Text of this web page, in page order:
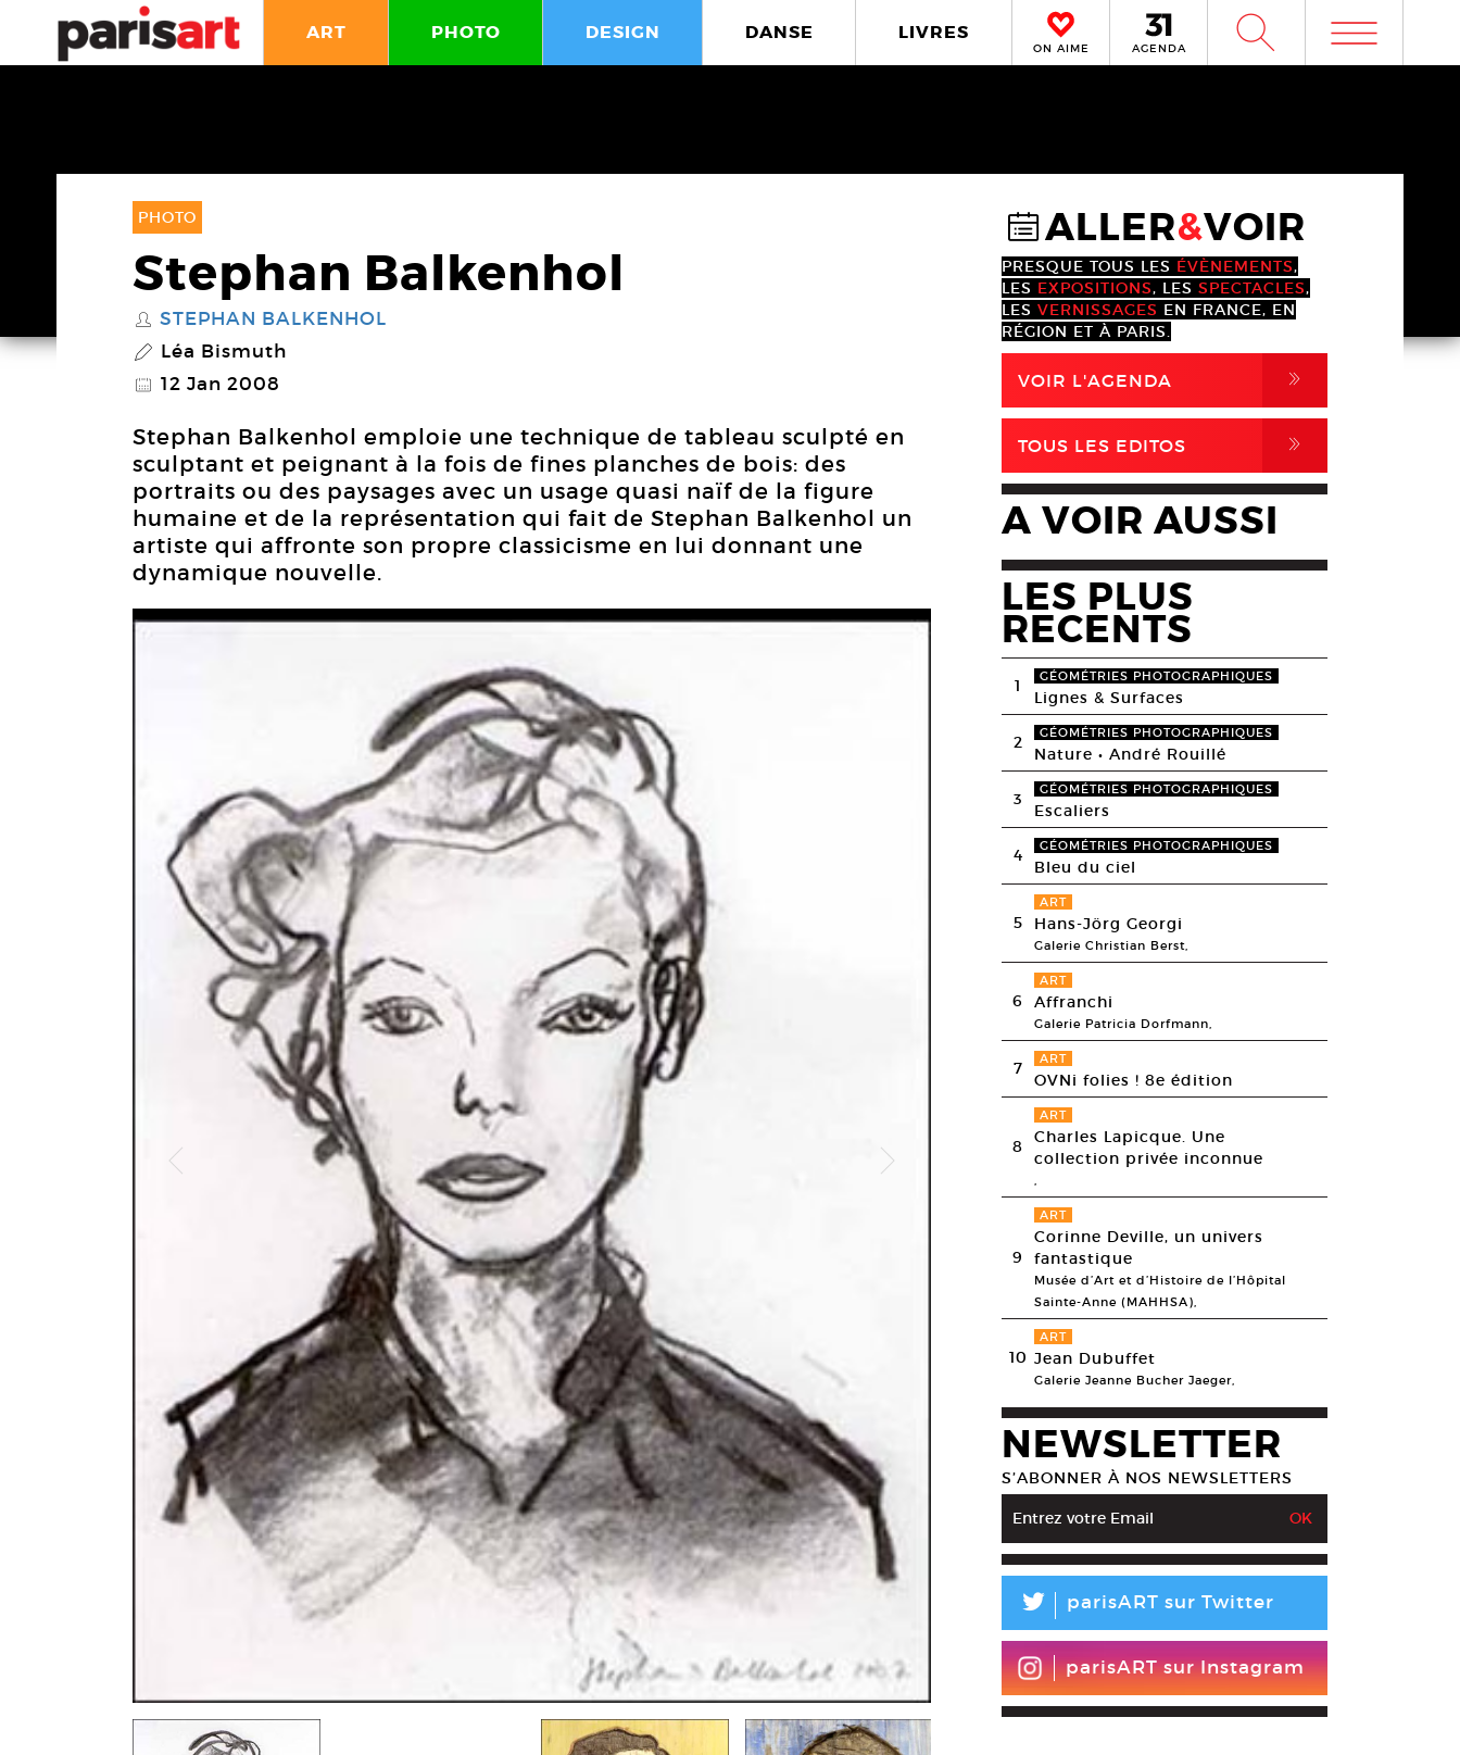
ART PHOTO DESIGN DANSE LIVRES
ON AIME AGENDA W m
PHOTO
Stephan Balkenhol
S STEPHAN BALKENHOL
P Léa Bismuth
@ 12 Jan 2008
Stephan Balkenhol emploie une technique de tableau sculpté en
sculptant et peignant à la fois de fines planches de bois: des
portraits ou des paysages avec un usage quasi naïf de la figure
humaine et de la représentation qui fait de Stephan Balkenhol un
artiste qui affronte son propre classicisme en lui donnant une
dynamique nouvelle.
@ALLER&VOIR
PRESQUE TOUS LES ÉVÈNEMENTS,
LES EXPOSITIONS, LES SPECTACLES,
LES VERNISSAGES EN FRANCE, EN
RÉGION ET À PARIS.
VOIR L'AGENDA ,
TOUS LES EDITOS ,
A VOIR AUSSI
LES PLUS
RECENTS
1 GÉOMÉTRIES PHOTOGRAPHIQUES
Lignes & Surfaces
2 GÉOMÉTRIES PHOTOGRAPHIQUES
Nature • André Rouillé
3 GÉOMÉTRIES PHOTOGRAPHIQUES
Escaliers
4 GÉOMÉTRIES PHOTOGRAPHIQUES
Bleu du ciel
5
ART
Hans-Jörg Georgi
Galerie Christian Berst,
6
ART
Affranchi
Galerie Patricia Dorfmann,
7 ART
OVNi folies ! 8e édition
8
ART
Charles Lapicque. Une
collection privée inconnue
,
9
ART
Corinne Deville, un univers
fantastique
Musée d’Art et d’Histoire de l’Hôpital
Sainte-Anne (MAHHSA),
10
ART
Jean Dubuffet
Galerie Jeanne Bucher Jaeger,
NEWSLETTER
S’ABONNER À NOS NEWSLETTERS
L parisART sur Twitter
parisART sur Instagram